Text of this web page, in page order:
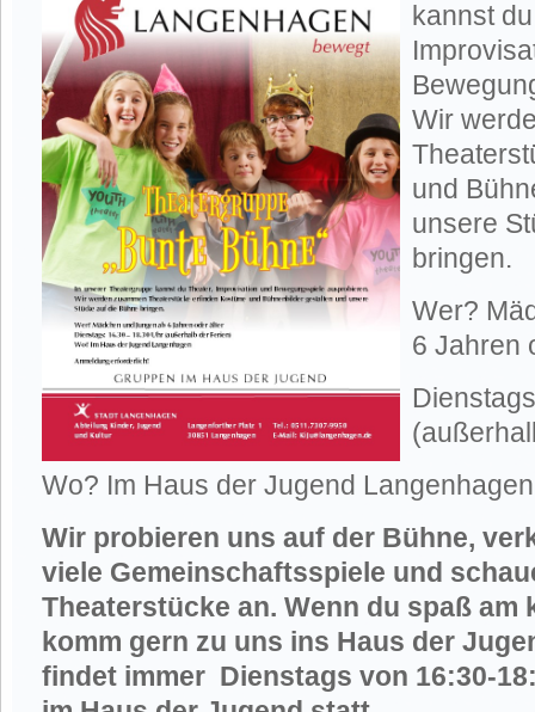
kannst
Wir
und
unsere
bringen.
Wer?
6 Jahren
Wo? Im Haus der Jugend Langenhagen
Wir probieren uns auf der Bühne,
viele Gemeinschaftsspiele und
Theaterstücke an. Wenn du spaß am
komm gern zu uns ins Haus der
findet immer Dienstags von 16:30-